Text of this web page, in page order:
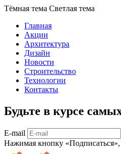
Тёмная тема Светлая тема
Главная
Акции
Архитектура
Дизайн
Новости
Строительство
Технологии
Контакты
Будьте в курсе
E-mail
Нажимая кнопку